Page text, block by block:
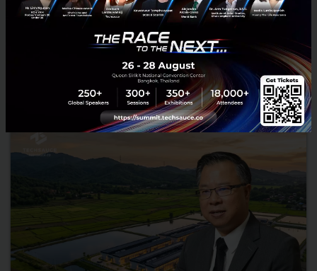
มหาดไทย กล่าวปาฐกถาพิเศษในหัวข้อ “ฝ่าวิกฤติ รับมือระเบียบโลก
ใหม่” ในงาน The INTANIA Forum...
Techsauce Team
ประเทศไทย เศรษฐกิจไทย